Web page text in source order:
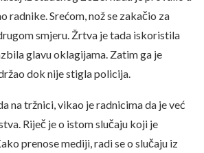
radnike. Srećom, nož se zakačio za
smjeru. Žrtva je tada iskoristila
glavu oklagijama. Zatim ga je
dok nije stigla policija.
na tržnici, vikao je radnicima da je već
Riječ je o istom slučaju koji je
prenose mediji, radi se o slučaju iz